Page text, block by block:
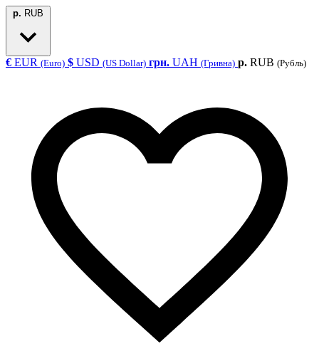
р. RUB
€ EUR (Euro) $ USD (US Dollar) грн. UAH (Гривна) р. RUB (Рубль)